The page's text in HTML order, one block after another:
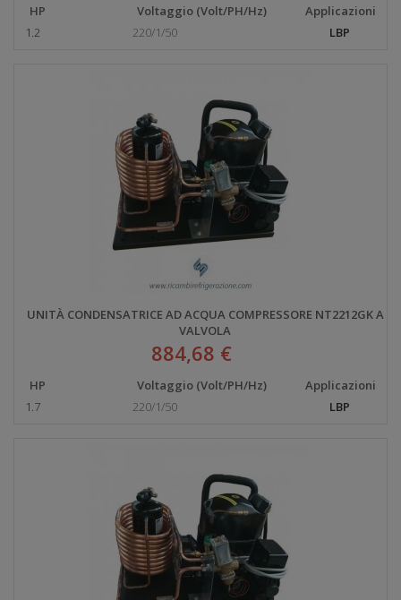
HP Voltaggio (Volt/PH/Hz)
Applicazioni
1.2
220/1/50 LBP
UNITÀ CONDENSATRICE AD ACQUA COMPRESSORE NT2212GK A
VALVOLA
884,68 €
HP Voltaggio (Volt/PH/Hz)
Applicazioni
1.7
220/1/50 LBP